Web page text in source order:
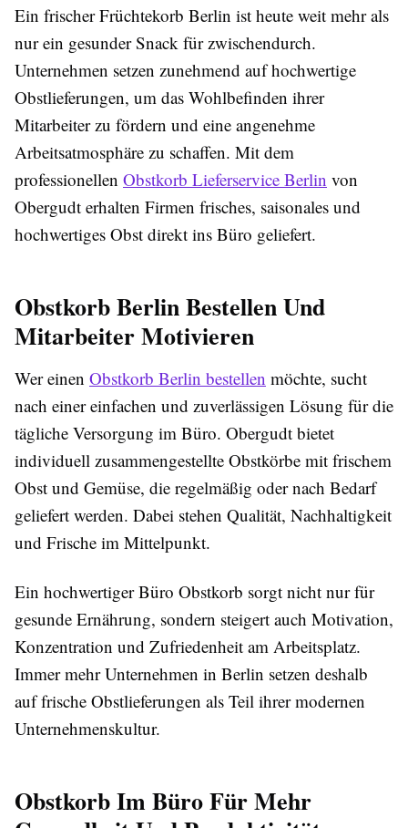
Ein frischerFrüchtekorb Berlin ist heute weit mehr als
nur ein gesunder Snack für zwischendurch.
Unternehmen setzen zunehmend auf hochwertige
Obstlieferungen, um das Wohlbefinden ihrer
Mitarbeiter zu fördern und eine angenehme
Arbeitsatmosphäre zu schaffen. Mit dem
professionellen Obstkorb Lieferservice Berlin von
Obergudt erhalten Firmen frisches, saisonales und
hochwertiges Obst direkt ins Büro geliefert.
Obstkorb Berlin Bestellen Und
Mitarbeiter Motivieren
Wer einen Obstkorb Berlin bestellen möchte, sucht
nach einer einfachen und zuverlässigen Lösung für die
tägliche Versorgung im Büro. Obergudt bietet
individuell zusammengestellte Obstkörbe mit frischem
Obst und Gemüse, die regelmäßig oder nach Bedarf
geliefert werden. Dabei stehen Qualität, Nachhaltigkeit
und Frische im Mittelpunkt.
Ein hochwertigerBüro Obstkorb sorgt nicht nur für
gesunde Ernährung, sondern steigert auch Motivation,
Konzentration und Zufriedenheit am Arbeitsplatz.
Immer mehr Unternehmen in Berlin setzen deshalb
auf frische Obstlieferungen als Teil ihrer modernen
Unternehmenskultur.
Obstkorb Im Büro Für Mehr